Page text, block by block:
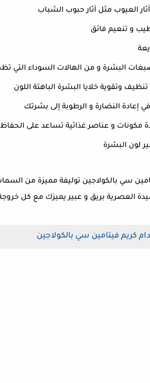
العيوب مثل آثار حبوب الشباب
و تنعيم فائق
البشرة و من الهالات السوداء التي
وتقوية خلايا البشرة الباهتة اللون
إعادة النضارة و الرطوبة إلى بشرتك
مكونات و عناصر غذائية تساعد على
لون البشرة
سي بالكولاجين توليفة مميزة من السمات
العصرية بريق و عبير يميزك مع كل
كريم فيتامين سي بالكولاجين